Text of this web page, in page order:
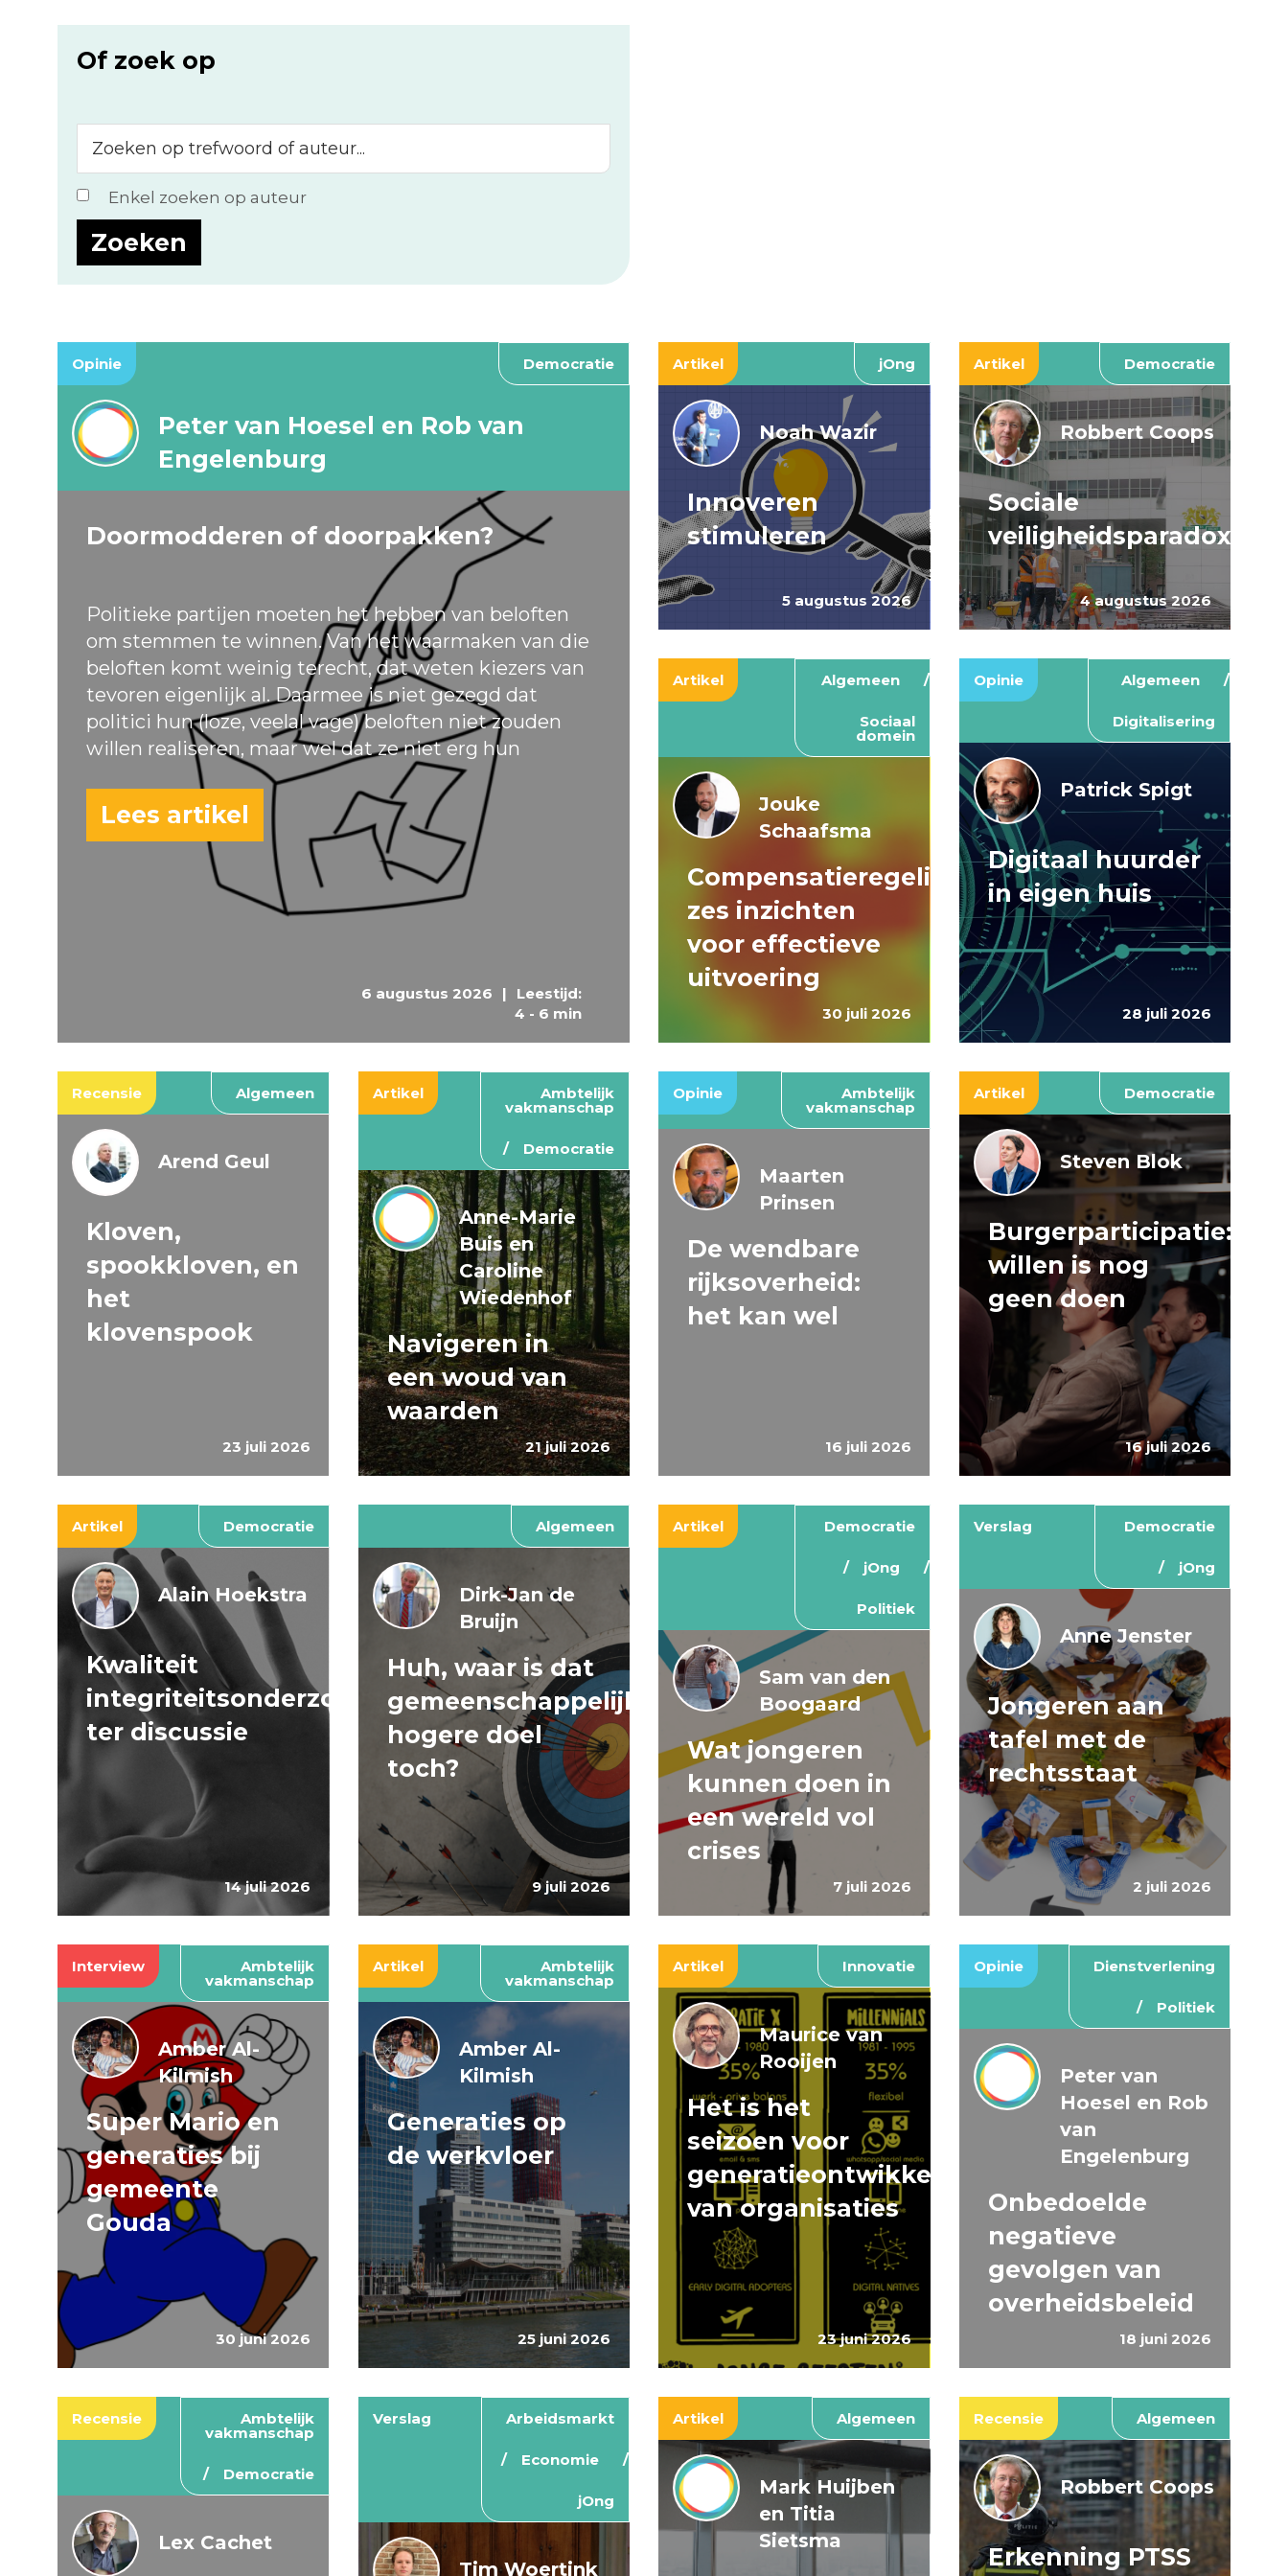
Of zoek op
op
trefwoord
of
auteur...
Enkel zoeken op auteur
Opinie Democratie
6 augustus 2026 |
Leestijd:
4 - 6 min
Peter van Hoesel en Rob van
Engelenburg
Doormodderen of doorpakken?
Politieke partijen moeten het hebben van beloften
om stemmen te winnen. Van het waarmaken van die
beloften komt weinig terecht, dat weten kiezers van
tevoren eigenlijk al. Daarmee is niet gezegd dat
politici hun (loze, veelal vage) beloften niet zouden
willen realiseren, maar wel dat ze niet erg hun
Lees artikel
Artikel jOng
5 augustus 2026
Noah Wazir
Innoveren
stimuleren
Artikel Democratie
4 augustus 2026
Robbert Coops
Sociale
veiligheidsparadox
Artikel Algemeen
Sociaal
domein
30 juli 2026
Jouke
Schaafsma
Compensatieregelingen:
zes inzichten
voor effectieve
uitvoering
Opinie Algemeen
Digitalisering
28 juli 2026
Patrick Spigt
Digitaal huurder
in eigen huis
Recensie Algemeen
23 juli 2026
Arend Geul
Kloven,
spookkloven, en
het
klovenspook
Artikel Ambtelijk
vakmanschap
Democratie
21 juli 2026
Anne-Marie
Buis en
Caroline
Wiedenhof
Navigeren in
een woud van
waarden
Opinie Ambtelijk
vakmanschap
16 juli 2026
Maarten
Prinsen
De wendbare
rijksoverheid:
het kan wel
Artikel Democratie
16 juli 2026
Steven Blok
Burgerparticipatie:
willen is nog
geen doen
Artikel Democratie
14 juli 2026
Alain Hoekstra
Kwaliteit
integriteitsonderzoeken
ter discussie
Algemeen
9 juli 2026
Dirk-Jan de
Bruijn
Huh, waar is dat
gemeenschappelijke
hogere doel
toch?
Artikel Democratie
jOng
Politiek
7 juli 2026
Sam van den
Boogaard
Wat jongeren
kunnen doen in
een wereld vol
crises
Verslag Democratie
jOng
2 juli 2026
Anne Jenster
Jongeren aan
tafel met de
rechtsstaat
Interview Ambtelijk
vakmanschap
30 juni 2026
Amber Al-
Kilmish
Super Mario en
generaties bij
gemeente
Gouda
Artikel Ambtelijk
vakmanschap
25 juni 2026
Amber Al-
Kilmish
Generaties op
de werkvloer
Artikel Innovatie
23 juni 2026
Maurice van
Rooijen
Het is het
seizoen voor
generatieontwikkeling
van organisaties
Opinie Dienstverlening
Politiek
18 juni 2026
Peter van
Hoesel en Rob
van
Engelenburg
Onbedoelde
negatieve
gevolgen van
overheidsbeleid
Recensie Ambtelijk
vakmanschap
Democratie
Lex Cachet
Verslag Arbeidsmarkt
Economie
jOng
Tim Woertink
Artikel Algemeen
Mark Huijben
en Titia
Sietsma
Recensie Algemeen
Robbert Coops
Erkenning PTSS